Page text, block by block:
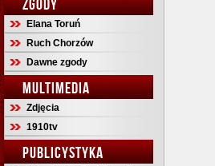
ZGODY
Elana Toruń
Ruch Chorzów
Dawne zgody
MULTIMEDIA
Zdjęcia
1910tv
PUBLICYSTYKA